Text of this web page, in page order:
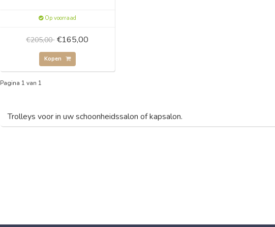
Op voorraad
€205,00 €165,00
Kopen
Pagina 1 van 1
Trolleys voor in uw schoonheidssalon of kapsalon.